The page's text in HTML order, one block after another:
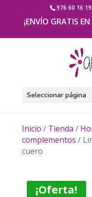
976 60 16 19
¡ENVÍO GRATIS
Seleccionar página
Inicio / Tienda /
complementos /
cuero
¡Oferta!